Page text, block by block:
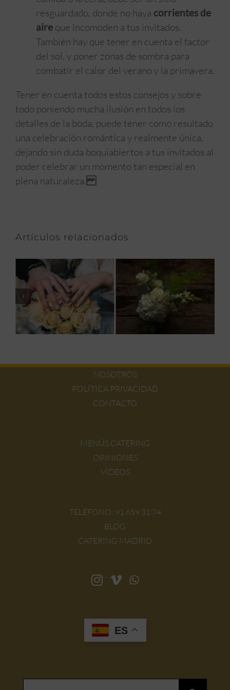
resguardado, donde no haya corrientes de
aire que incomoden a tus invitados.
También hay que tener en cuenta el factor
del sol, y poner zonas de sombra para
combatir el calor del verano y la primavera.
Tener en cuenta todos estos consejos y sobre
todo poniendo mucha ilusión en todos los
detalles de la boda, puede tener como resultado
una celebración romántica y realmente única,
dejando sin duda boquiabiertos a tus invitados al
poder celebrar un momento tan especial en
plena naturaleza.
Artículos relacionados
da el ramo de
novia?
NOSOTROS
POLÍTICA PRIVACIDAD
CONTACTO
MENÚS CATERING
OPINIONES
VÍDEOS
TELÉFONO: 91 659 31 74
BLOG
CATERING MADRID
ES